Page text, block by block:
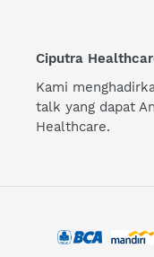
Ciputra
Kami
talk yang dapat
Healthcare.